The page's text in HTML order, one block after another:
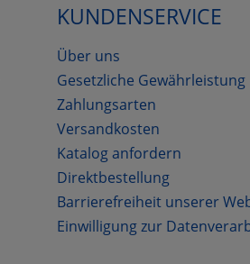
KUNDENSERVICE
Über uns
Gesetzliche Gewährleistung
Zahlungsarten
Versandkosten
Katalog anfordern
Direktbestellung
Barrierefreiheit unserer
Einwilligung zur